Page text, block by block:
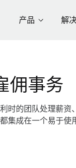
产品 解
佣事务
时的团队处理薪资
集成在一个易于使